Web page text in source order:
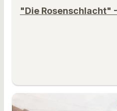
"Die Rosenschlacht"